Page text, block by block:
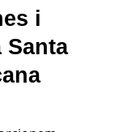
i
Santa